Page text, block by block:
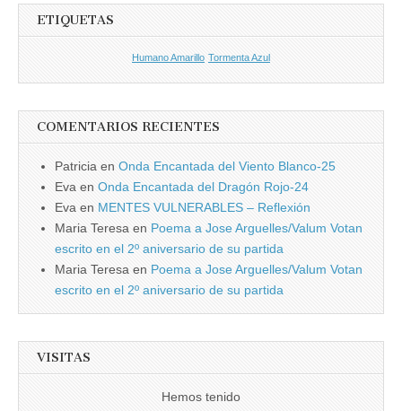
ETIQUETAS
Humano Amarillo Tormenta Azul
COMENTARIOS RECIENTES
Patricia en Onda Encantada del Viento Blanco-25
Eva en Onda Encantada del Dragón Rojo-24
Eva en MENTES VULNERABLES – Reflexión
Maria Teresa en Poema a Jose Arguelles/Valum Votan
escrito en el 2º aniversario de su partida
Maria Teresa en Poema a Jose Arguelles/Valum Votan
escrito en el 2º aniversario de su partida
VISITAS
Hemos tenido